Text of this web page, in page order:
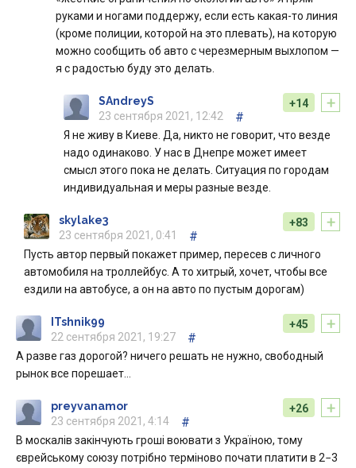
руками и ногами поддержу, если есть какая-то линия
(кроме полиции, которой на это плевать), на которую
можно сообщить об авто с черезмерным выхлопом —
я с радостью буду это делать.
+
+14
SAndreyS
23 сентября 2021, 12:42
#
Я не живу в Киеве. Да, никто не говорит, что везде
надо одинаково. У нас в Днепре может имеет
смысл этого пока не делать. Ситуация по городам
индивидуальная и меры разные везде.
+
+83
skylake3
23 сентября 2021, 0:41
#
Пусть автор первый покажет пример, пересев с личного
автомобиля на троллейбус. А то хитрый, хочет, чтобы все
ездили на автобусе, а он на авто по пустым дорогам)
+
+45
ITshnik99
22 сентября 2021, 19:27
#
А разве газ дорогой? ничего решать не нужно, свободный
рынок все порешает…
+
+26
preyvanamor
23 сентября 2021, 4:14
#
В москалів закінчують гроші воювати з Україною, тому
єврейському союзу потрібно терміново почати платити в 2−3